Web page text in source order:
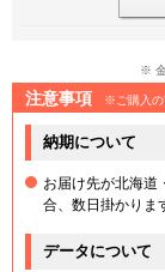
※ 金
注意事項 ※ご購入の
納期について
お届け先が北海道
合、数日掛かりま
データについて